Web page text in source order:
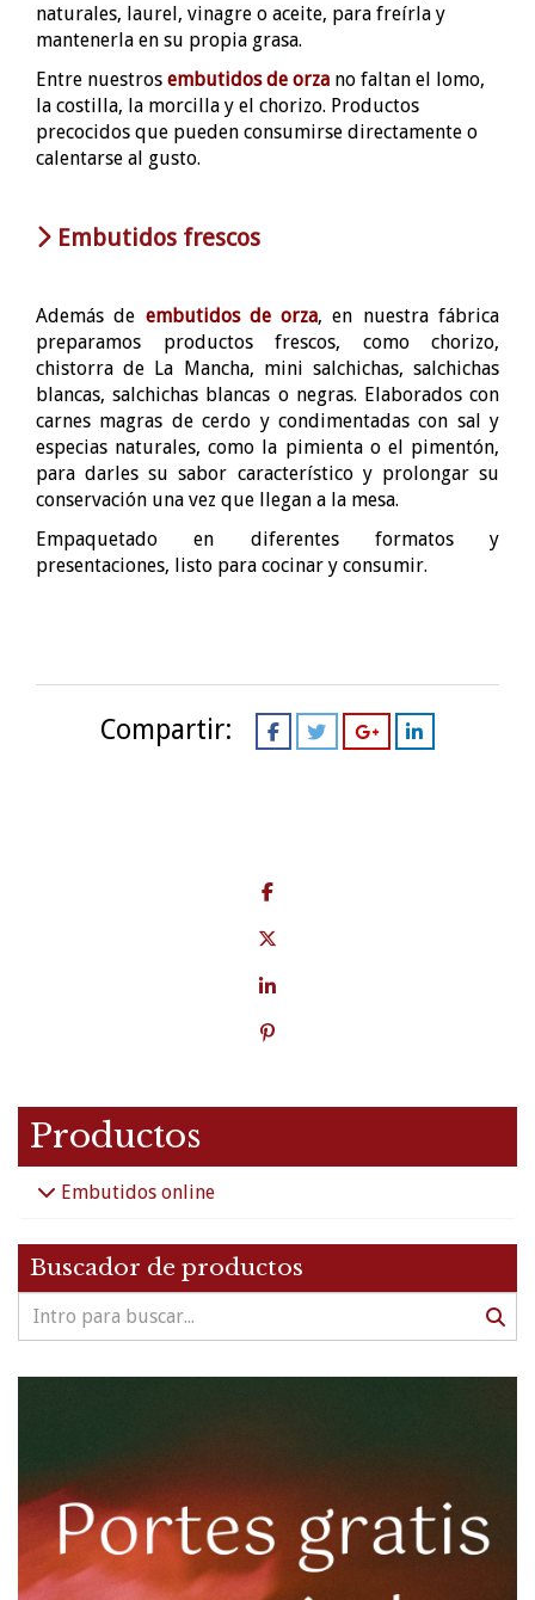
naturales, laurel, vinagre o aceite, para freírla y
mantenerla en su propia grasa.
Entre nuestros embutidos de orza no faltan el lomo,
la costilla, la morcilla y el chorizo. Productos
precocidos que pueden consumirse directamente o
calentarse al gusto.
Embutidos frescos
Además de embutidos de orza, en nuestra fábrica
preparamos productos frescos, como chorizo,
chistorra de La Mancha, mini salchichas, salchichas
blancas, salchichas blancas o negras. Elaborados con
carnes magras de cerdo y condimentadas con sal y
especias naturales, como la pimienta o el pimentón,
para darles su sabor característico y prolongar su
conservación una vez que llegan a la mesa.
Empaquetado en diferentes formatos y
presentaciones, listo para cocinar y consumir.
Compartir:
Productos
Embutidos online
Buscador de productos